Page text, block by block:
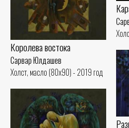
Королева востока
Сарвар Юлдашев
Холст, масло (80x90) - 2019 год